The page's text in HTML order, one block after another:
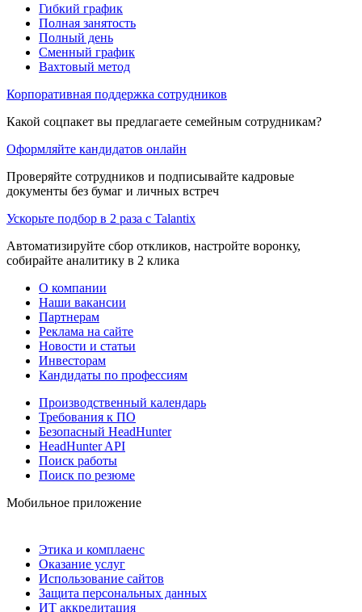
Гибкий график
Полная занятость
Полный день
Сменный график
Вахтовый метод
Корпоративная поддержка сотрудников
Какой соцпакет вы предлагаете семейным сотрудникам?
Оформляйте кандидатов онлайн
Проверяйте сотрудников и подписывайте кадровые
документы без бумаг и личных встреч
Ускорьте подбор в 2 раза с Talantix
Автоматизируйте сбор откликов, настройте воронку,
собирайте аналитику в 2 клика
О компании
Наши вакансии
Партнерам
Реклама на сайте
Новости и статьи
Инвесторам
Кандидаты по профессиям
Производственный календарь
Требования к ПО
Безопасный HeadHunter
HeadHunter API
Поиск работы
Поиск по резюме
Мобильное приложение
Этика и комплаенс
Оказание услуг
Использование сайтов
Защита персональных данных
ИТ аккредитация